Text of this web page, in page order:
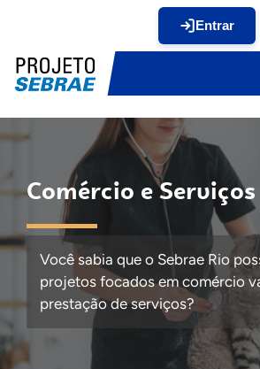
Entrar
Comércio e Serviços
Você sabia que o Sebrae Rio
projetos focados em comércio
prestação de serviços?